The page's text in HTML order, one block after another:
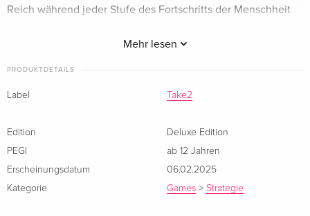
Mehr lesen
Reich während jeder Stufe des Fortschritts der Menschheit
technologischen Durchbrüchen und erobere konkurrierende
unbekannten Welt zu erkunden. Strebe in einem immersiven
Solo-Spiel nach Wohlstand oder spiele mit anderen online im
Multiplayer-Modus.
PRODUKTDETAILS
Label Take2
Edition
Deluxe Edition
PEGI
ab 12 Jahren
Erscheinungsdatum
06.02.2025
Kategorie
Games > Strategie